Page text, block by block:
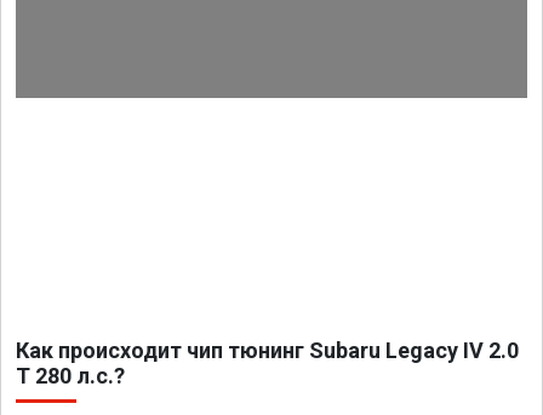
Как происходит чип тюнинг Subaru Legacy IV 2.0
T 280 л.с.?